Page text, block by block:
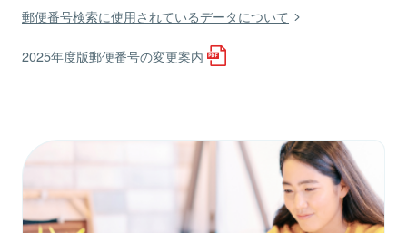
郵便番号検索に使用されているデータについて
2025年度版郵便番号の変更案内